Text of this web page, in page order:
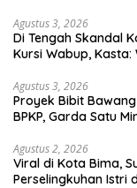
Agustus 3, 2026
Di Tengah Skandal
Kursi Wabup,
Agustus 3, 2026
Proyek Bibit
BPKP, Garda Satu
Agustus 2, 2026
Viral di Kota Bima,
Perselingkuhan Istri